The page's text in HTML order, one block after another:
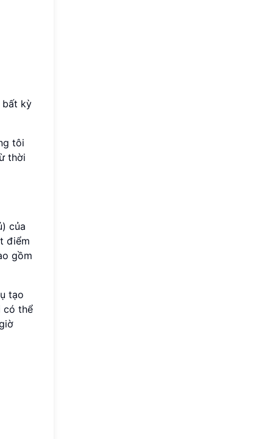
bất kỳ
tôi
thời
của
điểm
gồm
tạo
có thể